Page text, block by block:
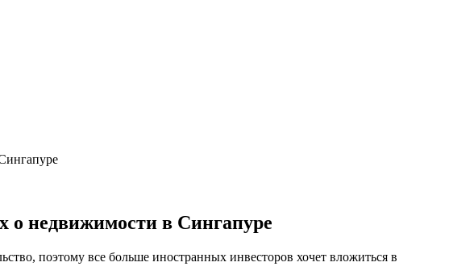
о недвижимости в Сингапуре
поэтому все больше иностранных инвесторов хочет вложиться в